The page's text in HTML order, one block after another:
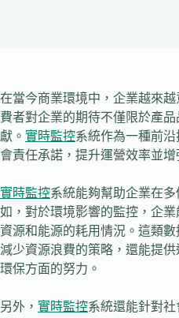
在當今商業環境中，企業越來
費者對企業的期待不僅限於產
獻。 實時監控系統作為一種前
會責任承諾，提升運營效率並增
實時監控系統能夠幫助企業在
如，對於環境影響的監控，企
資源和能源的耗用情況。這類
減少資源浪費的策略，還能提
環保方面的努力。
另外， 實時監控系統還能針對